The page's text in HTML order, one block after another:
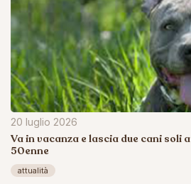
20 luglio 2026
Va in vacanza e lascia due cani soli
50enne
attualità